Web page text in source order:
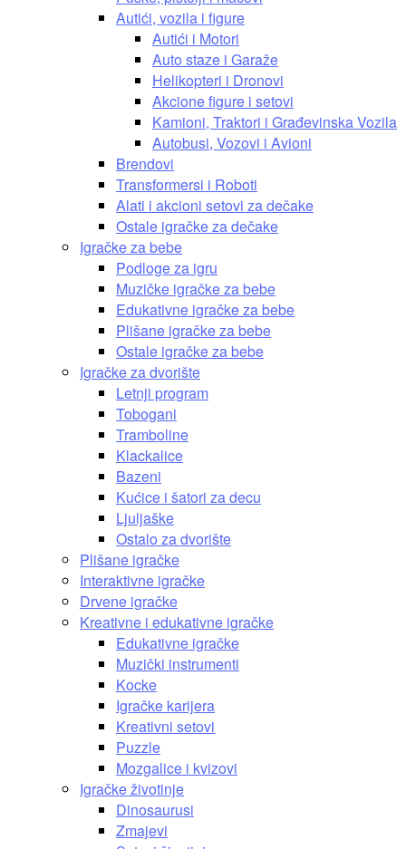
Autići, vozila i figure
Autići i Motori
Auto staze i Garaže
Helikopteri i Dronovi
Akcione figure i setovi
Kamioni, Traktori i Građevinska Vozila
Autobusi, Vozovi i Avioni
Brendovi
Transformersi i Roboti
Alati i akcioni setovi za dečake
Ostale igračke za dečake
Igračke za bebe
Podloge za igru
Muzičke igračke za bebe
Edukativne igračke za bebe
Plišane igračke za bebe
Ostale igračke za bebe
Igračke za dvorište
Letnji program
Tobogani
Tramboline
Klackalice
Bazeni
Kućice i šatori za decu
Ljuljaške
Ostalo za dvorište
Plišane igračke
Interaktivne igračke
Drvene igračke
Kreativne i edukativne igračke
Edukativne igračke
Muzički instrumenti
Kocke
Igračke karijera
Kreativni setovi
Puzzle
Mozgalice i kvizovi
Igračke životinje
Dinosaurusi
Zmajevi